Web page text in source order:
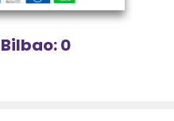
0